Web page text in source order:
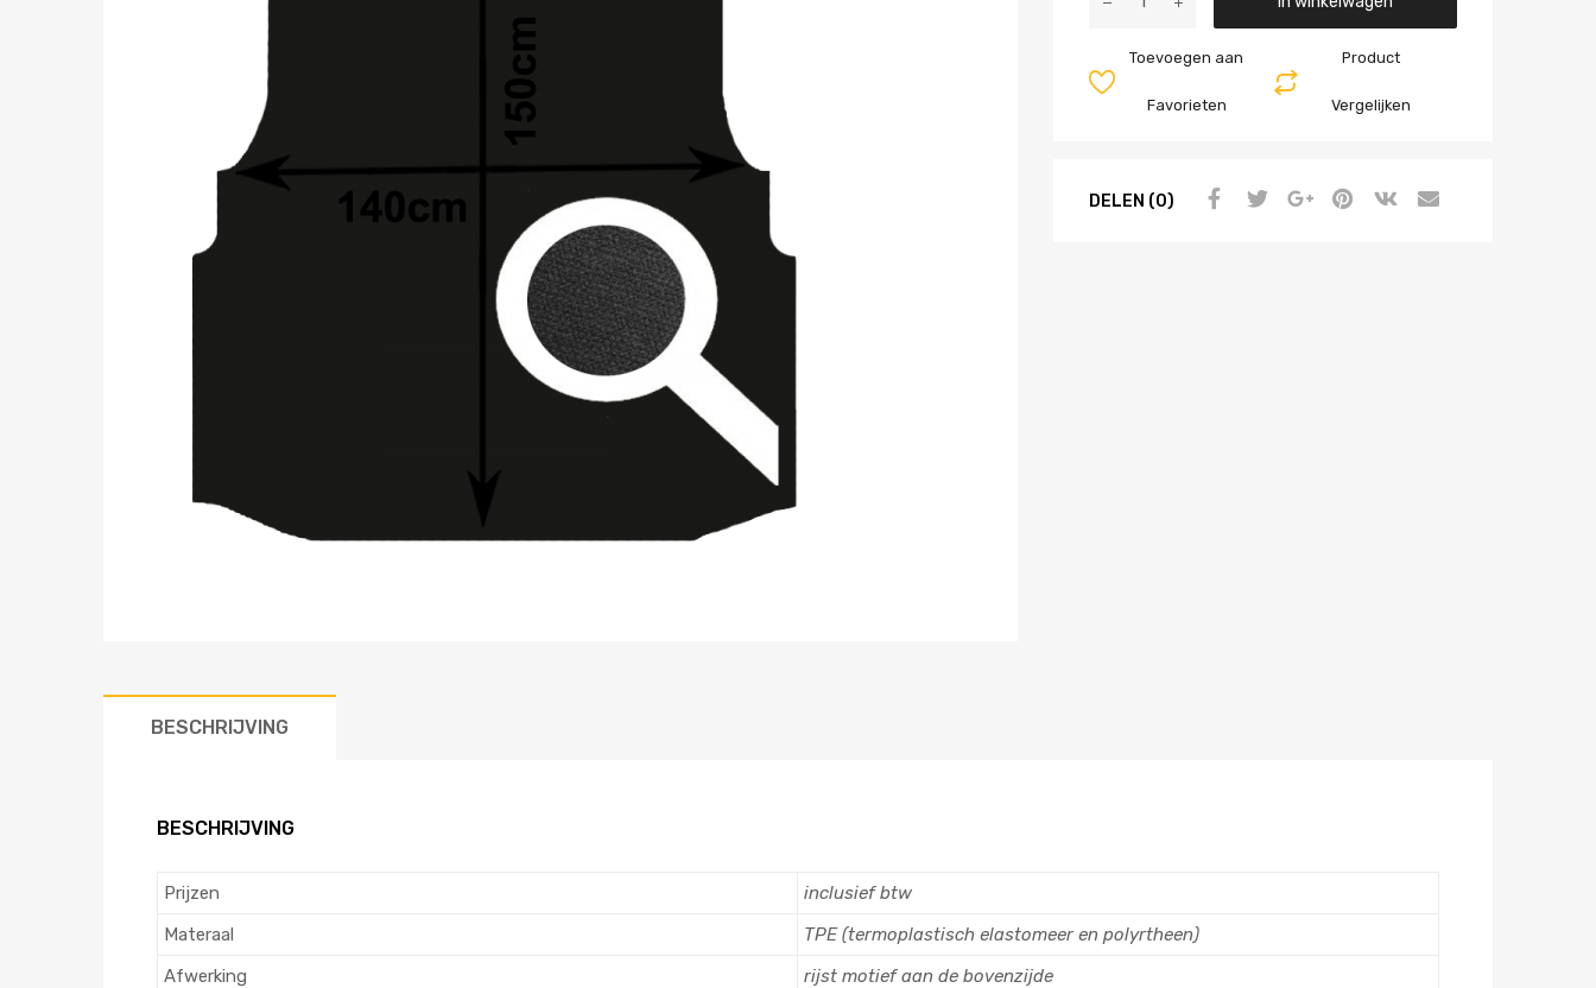
Product
Vergelijken
Toevoegen aan
Favorieten
DELEN (0)
BESCHRIJVING
BESCHRIJVING
Prijzen
inclusief btw
Materaal
TPE (termoplastisch elastomeer en polyrtheen)
Afwerking
rijst motief aan de bovenzijde